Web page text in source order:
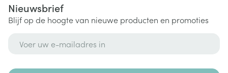
Nieuwsbrief
Blijf op de hoogte van nieuwe producten en promoties